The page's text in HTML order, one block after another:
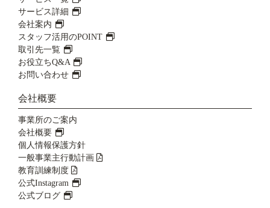
サービス詳細
会社案内
スタッフ活用のPOINT
取引先一覧
お役立ちQ&A
お問い合わせ
会社概要
事業所のご案内
会社概要
個人情報保護方針
一般事業主行動計画
教育訓練制度
公式Instagram
公式ブログ